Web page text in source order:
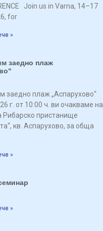
Join us in Varna, 14–17
for
»
заедно плаж
заедно плаж „Аспарухово“
г. от 10:00 ч. ви очакваме на
Рибарско пристанище
кв. Аспарухово, за обща
»
»